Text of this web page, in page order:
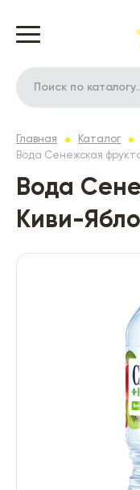
Главная Каталог
Вода Сенежская
Вода
Киви-